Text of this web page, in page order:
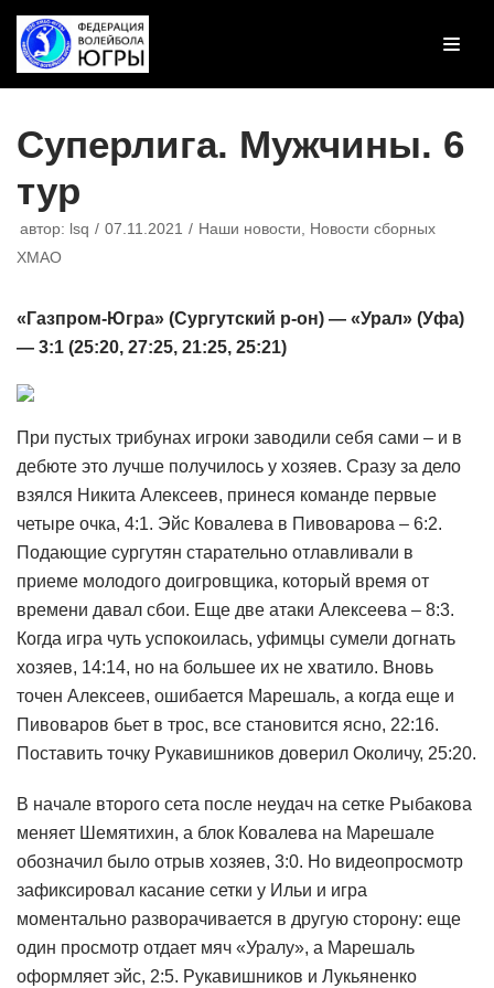
Перейти
к
Суперлига. Мужчины. 6
тур
автор: lsq 07.11.2021 Наши новости
Новости сборных
ХМАО
«Газпром-Югра» (Сургутский р-он) — «Урал» (Уфа)
— 3:1 (25:20, 27:25, 21:25, 25:21)
При пустых трибунах игроки заводили себя сами – и в
дебюте это лучше получилось у хозяев. Сразу за дело
взялся Никита Алексеев, принеся команде первые
четыре очка, 4:1. Эйс Ковалева в Пивоварова – 6:2.
Подающие сургутян старательно отлавливали в
приеме молодого доигровщика, который время от
времени давал сбои. Еще две атаки Алексеева – 8:3.
Когда игра чуть успокоилась, уфимцы сумели догнать
хозяев, 14:14, но на большее их не хватило. Вновь
точен Алексеев, ошибается Марешаль, а когда еще и
Пивоваров бьет в трос, все становится ясно, 22:16.
Поставить точку Рукавишников доверил Околичу, 25:20.
В начале второго сета после неудач на сетке Рыбакова
меняет Шемятихин, а блок Ковалева на Марешале
обозначил было отрыв хозяев, 3:0. Но видеопросмотр
зафиксировал касание сетки у Ильи и игра
моментально разворачивается в другую сторону: еще
один просмотр отдает мяч «Уралу», а Марешаль
оформляет эйс, 2:5. Рукавишников и Лукьяненко